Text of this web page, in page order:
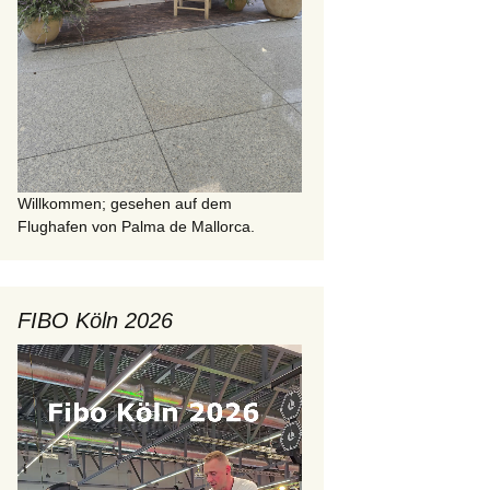
Willkommen; gesehen auf dem
Flughafen von Palma de Mallorca.
FIBO Köln 2026
Video-
Player